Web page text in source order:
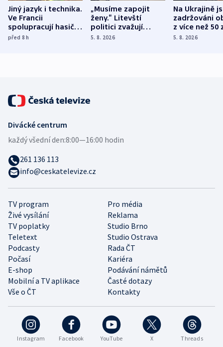
Jiný jazyk i technika.
Ve Francii
spolupracují hasiči z
různých zemí
před 8h
„Musíme zapojit
ženy.“ Litevští
politici zvažují
dohodu o
5. 8. 2026
Na Ukrajině
zadržováni
z více než 50
Bojovali na
5. 8. 2026
Instagram Facebook YouTube X Threads
TV program
Pro média
Živé vysílání
Reklama
TV poplatky
Studio Brno
Teletext
Studio Ostrava
Podcasty
Rada ČT
Počasí
Kariéra
E-shop
Podávání námětů
Mobilní a TV aplikace
Časté dotazy
Vše o ČT
Kontakty
Divácké centrum
každý všední den:8:00—16:00 hodin
261 136 113
info@ceskatelevize.cz